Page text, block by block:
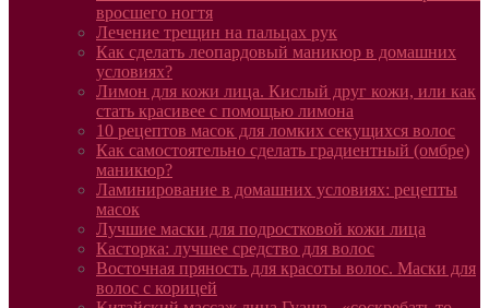
вросшего ногтя
Лечение трещин на пальцах рук
Как сделать леопардовый маникюр в домашних
условиях?
Лимон для кожи лица. Кислый друг кожи, или как
стать красивее с помощью лимона
10 рецептов масок для ломких секущихся волос
Как самостоятельно сделать градиентный (омбре)
маникюр?
Ламинирование в домашних условиях: рецепты
масок
Лучшие маски для подростковой кожи лица
Касторка: лучшее средство для волос
Восточная пряность для красоты волос. Маски для
волос с корицей